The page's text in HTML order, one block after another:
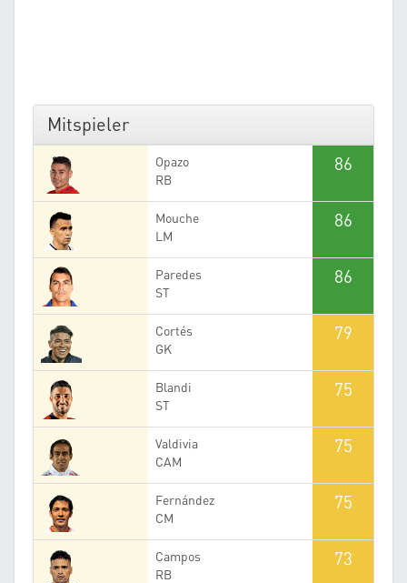
Mitspieler
Opazo
RB
86
Mouche
LM
86
Paredes
ST
86
Cortés
GK
79
Blandi
ST
75
Valdivia
CAM
75
Fernández
CM
75
Campos
RB
73